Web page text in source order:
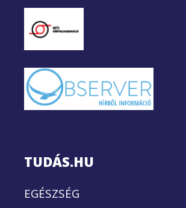
TUDÁS.HU
EGÉSZSÉG